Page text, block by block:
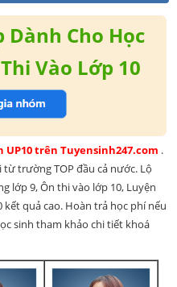
Dành Cho Học
Vào Lớp 10
trên Tuyensinh247.com .
trường TOP đầu cả nước. Lộ
lớp 9, Ôn thi vào lớp 10, Luyện
quả cao. Hoàn trả học phí nếu
sinh tham khảo chi tiết khoá